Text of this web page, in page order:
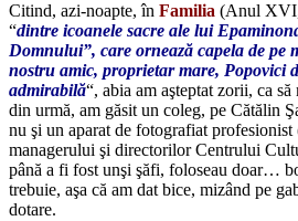
Citind, azi-noapte, în Familia (Anul XVI,
“dintre icoanele sacre ale lui
Domnului”, care ornează capela de
nostru amic, proprietar mare, Popovici
admirabilă“, abia am aşteptat zorii, ca
din urmă, am găsit un coleg, pe Cătălin
nu şi un aparat de fotografiat profesionist
managerului şi directorilor Centrului
până a fi fost unşi şăfi, foloseau doar…
trebuie, aşa că am dat bice, mizând pe
dotare.